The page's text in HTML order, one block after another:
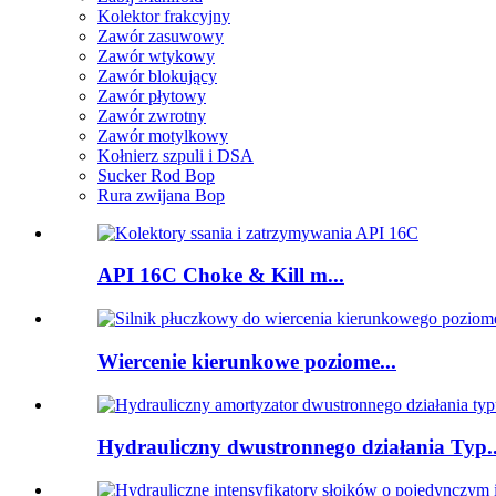
Kolektor frakcyjny
Zawór zasuwowy
Zawór wtykowy
Zawór blokujący
Zawór płytowy
Zawór zwrotny
Zawór motylkowy
Kołnierz szpuli i DSA
Sucker Rod Bop
Rura zwijana Bop
API 16C Choke & Kill m...
Wiercenie kierunkowe poziome...
Hydrauliczny dwustronnego działania